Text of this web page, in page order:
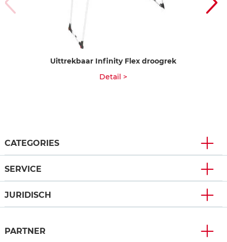
Uittrekbaar Infinity Flex droogrek
Detail >
CATEGORIES
SERVICE
JURIDISCH
PARTNER